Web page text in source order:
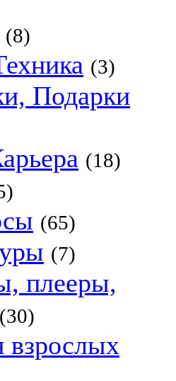
(8)
(3)
Подарки
(18)
(65)
(7)
плееры,
(30)